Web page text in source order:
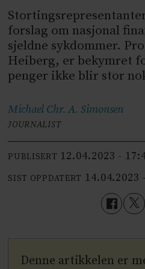
forslag om nasjonal
sjeldne sykdommer.
Heiberg, er bekymret
penger ikke blir stor
Michael Chr. A. Simonsen
JOURNALIST
PUBLISERT 12.04.2023 -
SIST OPPDATERT 14.04.2023
Denne artikkelen er